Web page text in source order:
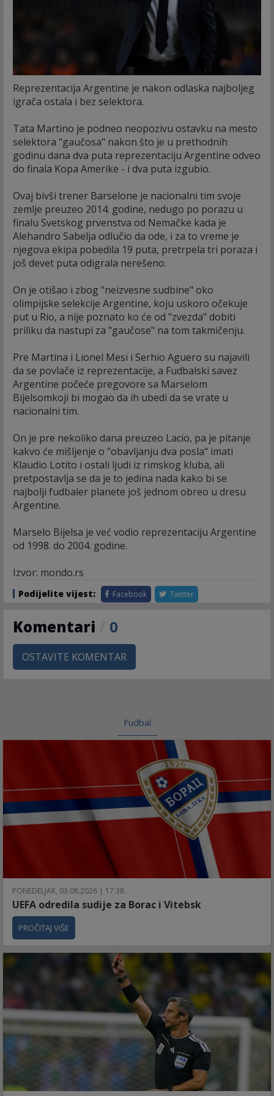
Reprezentacija Argentine je nakon odlaska najboljeg
igrača ostala i bez selektora.
Tata Martino je podneo neopozivu ostavku na mesto
selektora "gaučosa" nakon što je u prethodnih
godinu dana dva puta reprezentaciju Argentine odveo
do finala Kopa Amerike - i dva puta izgubio.
Ovaj bivši trener Barselone je nacionalni tim svoje
zemlje preuzeo 2014. godine, nedugo po porazu u
finalu Svetskog prvenstva od Nemačke kada je
Alehandro Sabelja odlučio da ode, i za to vreme je
njegova ekipa pobedila 19 puta, pretrpela tri poraza i
još devet puta odigrala nerešeno.
On je otišao i zbog "neizvesne sudbine" oko
olimpijske selekcije Argentine, koju uskoro očekuje
put u Rio, a nije poznato ko će od "zvezda" dobiti
priliku da nastupi za "gaučose" na tom takmičenju.
Pre Martina i Lionel Mesi i Serhio Aguero su najavili
da se povlače iz reprezentacije, a Fudbalski savez
Argentine počeće pregovore sa Marselom
Bijelsomkoji bi mogao da ih ubedi da se vrate u
nacionalni tim.
On je pre nekoliko dana preuzeo Lacio, pa je pitanje
kakvo će mišljenje o "obavljanju dva posla" imati
Klaudio Lotito i ostali ljudi iz rimskog kluba, ali
pretpostavlja se da je to jedina nada kako bi se
najbolji fudbaler planete još jednom obreo u dresu
Argentine.
Marselo Bijelsa je već vodio reprezentaciju Argentine
od 1998. do 2004. godine.
Izvor: mondo.rs
Podijelite vijest: Facebook Twitter
Komentari 0
OSTAVITE KOMENTAR
Fudbal
PONEDELJAK, 03.08.2026 | 17:38
UEFA odredila sudije za Borac i Vitebsk
PROČITAJ VIŠE